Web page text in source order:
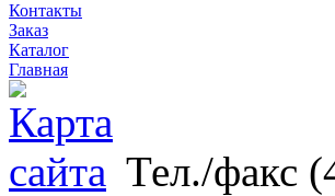
Контакты
Заказ
Каталог
Главная
Тел./факс